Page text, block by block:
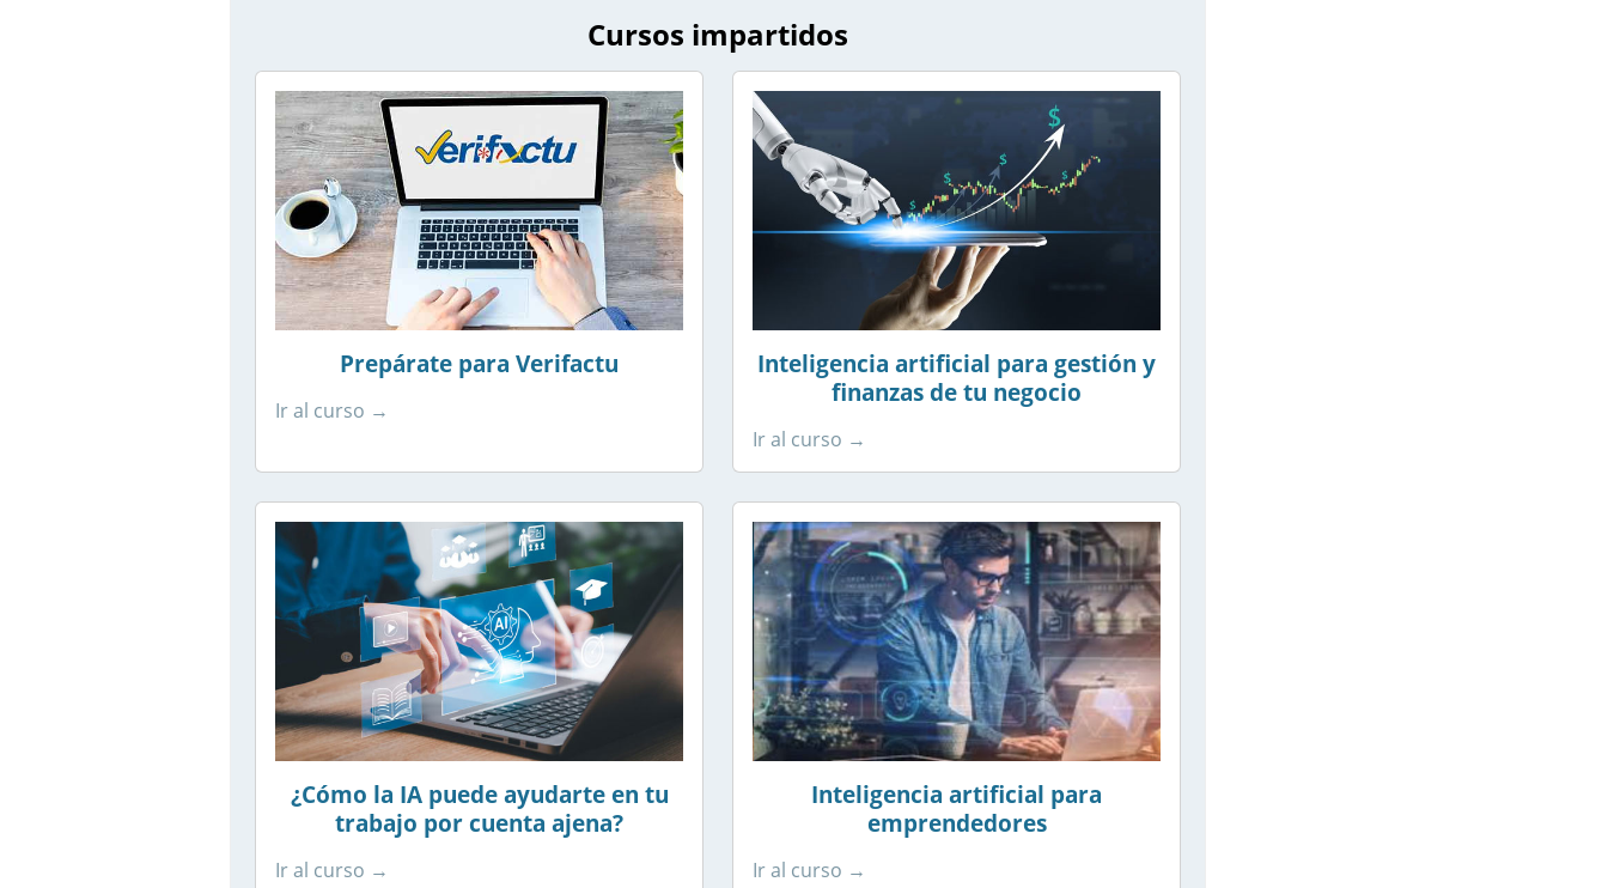
Contacta con nosotros
Cursos impartidos
Prepárate para Verifactu
Ir al curso →
Inteligencia artificial para gestión y
finanzas de tu negocio
Ir al curso →
¿Cómo la IA puede ayudarte en tu
trabajo por cuenta ajena?
Ir al curso →
Inteligencia artificial para
emprendedores
Ir al curso →